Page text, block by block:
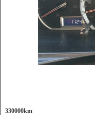
330000km